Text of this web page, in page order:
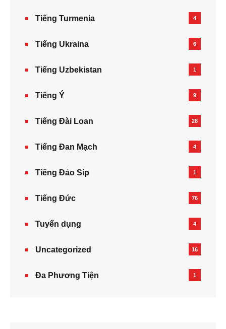
Tiếng Turmenia 4
Tiếng Ukraina 6
Tiếng Uzbekistan 1
Tiếng Ý 9
Tiếng Đài Loan 28
Tiếng Đan Mạch 4
Tiếng Đảo Síp 1
Tiếng Đức 76
Tuyển dụng 4
Uncategorized 16
Đa Phương Tiện 1